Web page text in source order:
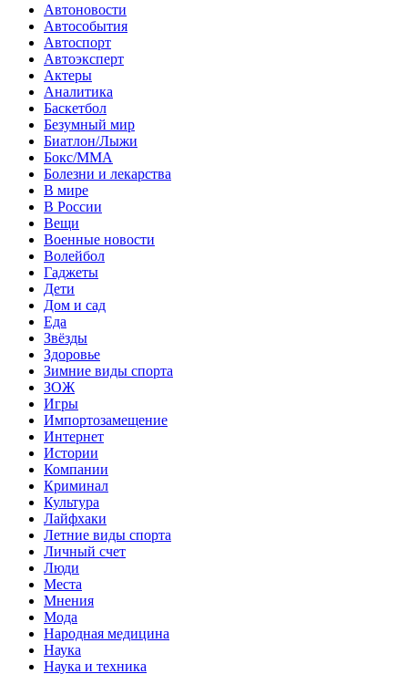
Автоновости
Автособытия
Автоспорт
Автоэксперт
Актеры
Аналитика
Баскетбол
Безумный мир
Биатлон/Лыжи
Бокс/MMA
Болезни и лекарства
В мире
В России
Вещи
Военные новости
Волейбол
Гаджеты
Дети
Дом и сад
Еда
Звёзды
Здоровье
Зимние виды спорта
ЗОЖ
Игры
Импортозамещение
Интернет
Истории
Компании
Криминал
Культура
Лайфхаки
Летние виды спорта
Личный счет
Люди
Места
Мнения
Мода
Народная медицина
Наука
Наука и техника